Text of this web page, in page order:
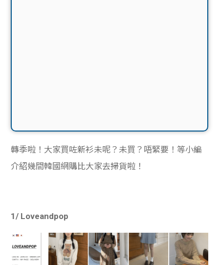
轉季啦！大家買咗新衫未呢？未買？唔緊要！等小編
介紹幾間韓國網購比大家去掃貨啦！
1/ Loveandpop